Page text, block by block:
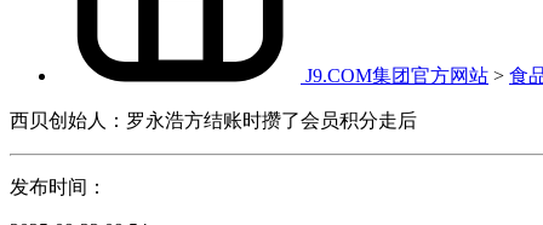
J9.COM集团官方网站 > 食
西贝创始人：罗永浩方结账时攒了会员积分走后
发布时间：